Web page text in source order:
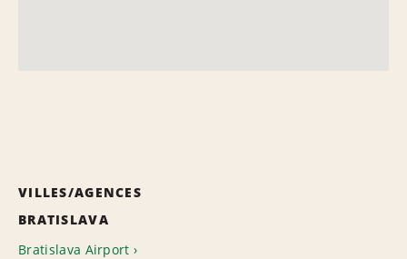
VILLES/AGENCES
BRATISLAVA
Bratislava Airport